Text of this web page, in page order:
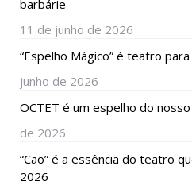
barbárie
11 de junho de 2026
“Espelho Mágico” é teatro
junho de 2026
OCTET é um espelho do
de 2026
“Cão” é a essência do teatro
2026